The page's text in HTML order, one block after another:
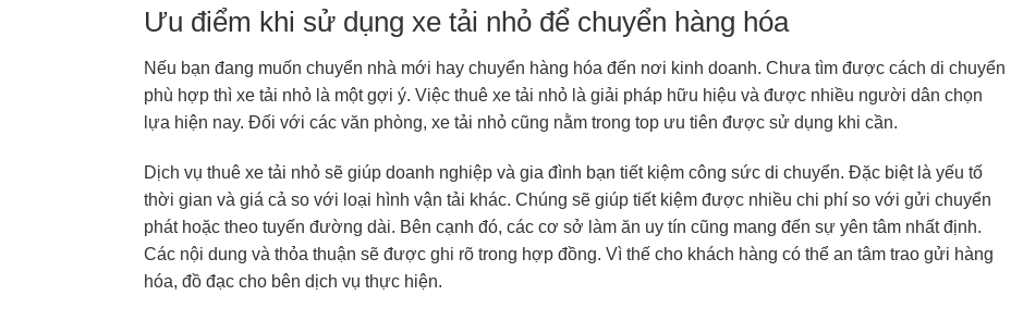
Ưu điểm khi sử dụng xe tải nhỏ để chuyển hàng hóa
Nếu bạn đang muốn chuyển nhà mới hay chuyển hàng hóa đến nơi kinh doanh. Chưa tìm được cách di chuyển
phù hợp thì xe tải nhỏ là một gợi ý. Việc thuê xe tải nhỏ là giải pháp hữu hiệu và được nhiều người dân chọn
lựa hiện nay. Đối với các văn phòng, xe tải nhỏ cũng nằm trong top ưu tiên được sử dụng khi cần.
Dịch vụ thuê xe tải nhỏ sẽ giúp doanh nghiệp và gia đình bạn tiết kiệm công sức di chuyển. Đặc biệt là yếu tố
thời gian và giá cả so với loại hình vận tải khác. Chúng sẽ giúp tiết kiệm được nhiều chi phí so với gửi chuyển
phát hoặc theo tuyến đường dài. Bên cạnh đó, các cơ sở làm ăn uy tín cũng mang đến sự yên tâm nhất định.
Các nội dung và thỏa thuận sẽ được ghi rõ trong hợp đồng. Vì thế cho khách hàng có thể an tâm trao gửi hàng
hóa, đồ đạc cho bên dịch vụ thực hiện.